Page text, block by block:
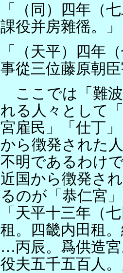
「（同）四年（
課役并房雜徭。」
「（天平）四年
事從三位藤原朝
ここでは「難
れる人々として
宮雇民」「仕丁
から徴発された
不明であるわけ
近国から徴発さ
るのが「恭仁宮
「天平十三年（
租。四畿内田租
…丙辰。爲供造
役夫五千五百人